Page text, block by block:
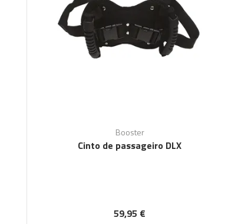
Booster
Cinto de passageiro DLX
59,95 €